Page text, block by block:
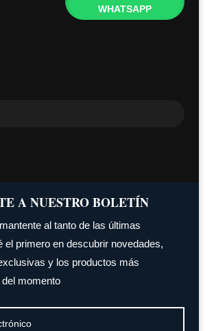
WHATSAPP
A NUESTRO BOLETÍN
al tanto de las últimas
el primero en descubrir novedades,
y los productos más
momento